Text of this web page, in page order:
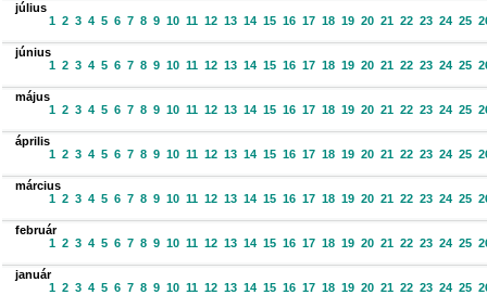
július
1 2 3 4 5 6 7 8 9 10 11 12 13 14 15 16 17 18 19 20 21 22 23 24 25
június
1 2 3 4 5 6 7 8 9 10 11 12 13 14 15 16 17 18 19 20 21 22 23 24 25
május
1 2 3 4 5 6 7 8 9 10 11 12 13 14 15 16 17 18 19 20 21 22 23 24 25
április
1 2 3 4 5 6 7 8 9 10 11 12 13 14 15 16 17 18 19 20 21 22 23 24 25
március
1 2 3 4 5 6 7 8 9 10 11 12 13 14 15 16 17 18 19 20 21 22 23 24 25
február
1 2 3 4 5 6 7 8 9 10 11 12 13 14 15 16 17 18 19 20 21 22 23 24 25
január
1 2 3 4 5 6 7 8 9 10 11 12 13 14 15 16 17 18 19 20 21 22 23 24 25